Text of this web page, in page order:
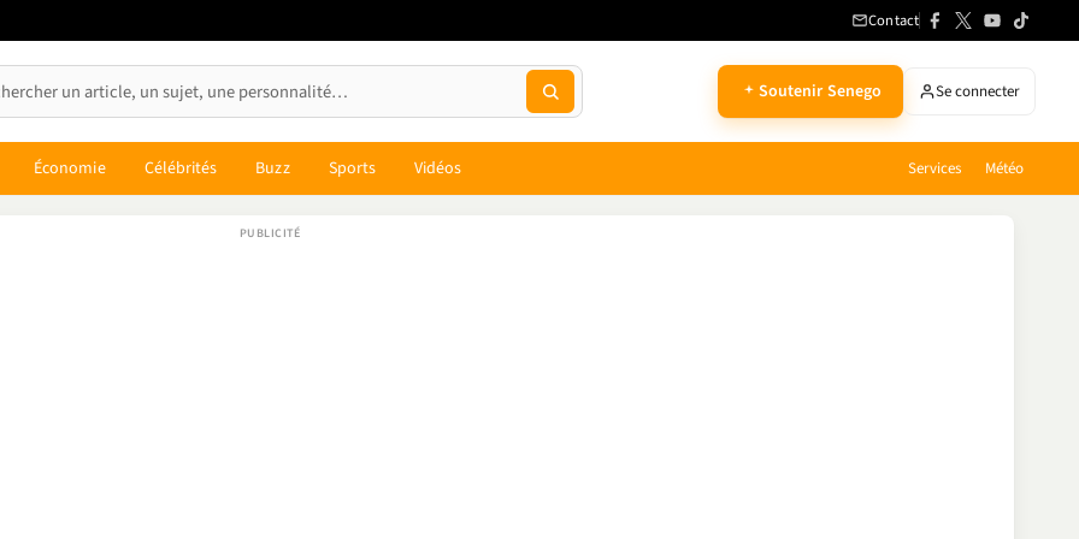
Contact
Soutenir Senego Se connecter
Économie Célébrités Buzz Sports Vidéos Services Météo